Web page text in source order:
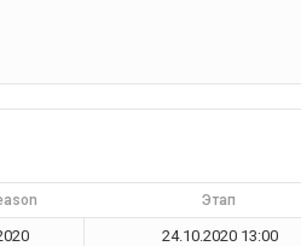
Этап
24.10.2020 13:00